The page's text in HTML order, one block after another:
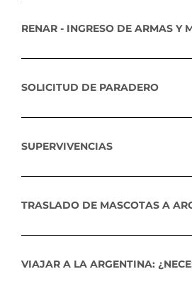
RENAR - INGRESO DE ARMAS Y
SOLICITUD DE PARADERO
SUPERVIVENCIAS
TRASLADO DE MASCOTAS A
VIAJAR A LA ARGENTINA: